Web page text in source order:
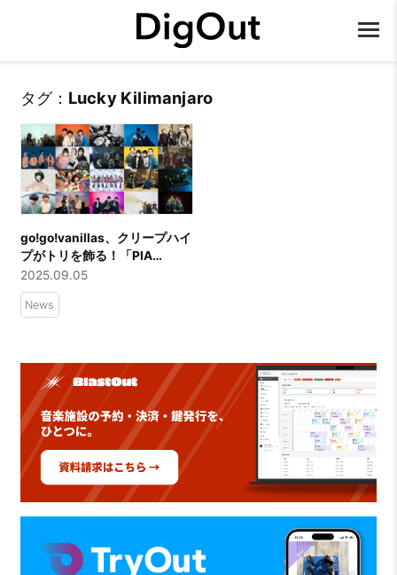
タグ： Lucky Kilimanjaro
go!go!vanillas、クリープハイ
プがトリを飾る！「PIA
MUSIC COMPLEX 2025」ぴ
あフェス タイムテーブルを発
表！
2025.09.05
News